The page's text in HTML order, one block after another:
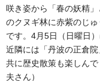
咲き姿から「春の妖精
のクヌギ林に赤紫のじ
です。4月5日（日曜日
近隣には「丹波の正倉
共に歴史散策も楽しん
夫さん）